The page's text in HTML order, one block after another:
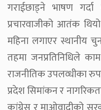
गराईछाड्ने भाषण
प्रचारवाजीको आतंक
महिना लगाएर स्थानीय
तहमा जनप्रतिनिधिले
राजनीतिक उपलव्धीका
प्रदेश सिमांकन र